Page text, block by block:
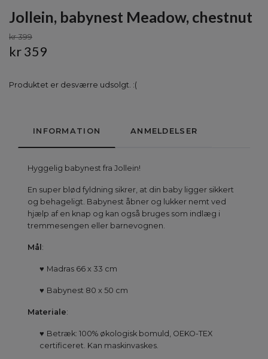
Jollein, babynest Meadow, chestnut
kr 399
kr 359
Produktet er desværre udsolgt. :(
INFORMATION ANMELDELSER
Hyggelig babynest fra Jollein!
En super blød fyldning sikrer, at din baby ligger sikkert
og behageligt. Babynest åbner og lukker nemt ved
hjælp af en knap og kan også bruges som indlæg i
tremmesengen eller barnevognen.
Mål :
♥ Madras 66 x 33 cm
♥ Babynest 80 x 50 cm
Materiale:
♥ Betræk: 100% økologisk bomuld, OEKO-TEX
certificeret. Kan maskinvaskes.